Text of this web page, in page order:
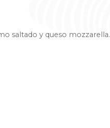
saltado y queso mozzarella.